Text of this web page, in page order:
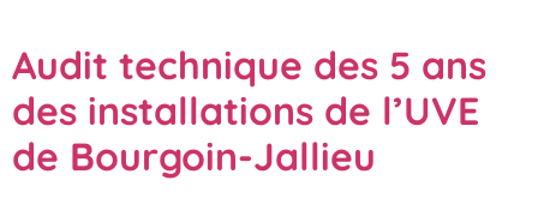
Audit technique des 5 ans
des installations de l’UVE
de Bourgoin-Jallieu